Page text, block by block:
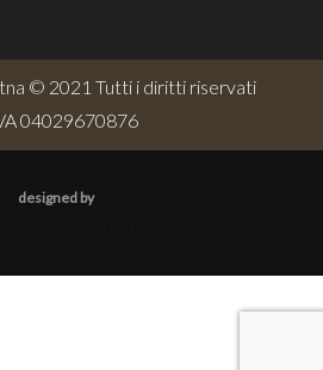
© 2021 Tutti i diritti riservati
04029670876
designed by